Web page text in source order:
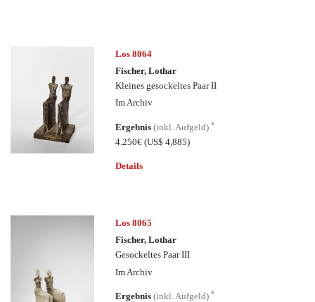
Los 8064
Fischer, Lothar
Kleines gesockeltes Paar II
Im Archiv
Ergebnis(inkl. Aufgeld)*
4.250€(US$ 4,885)
Details
Los 8065
Fischer, Lothar
Gesockeltes Paar III
Im Archiv
Ergebnis(inkl. Aufgeld)*